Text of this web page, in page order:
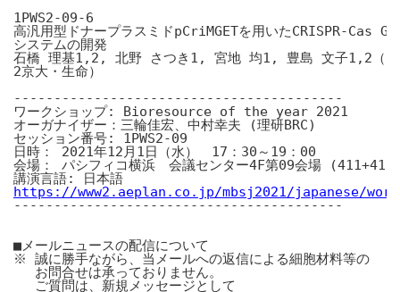
1PWS2-09-6
高汎用型ドナープラスミドpCriMGETを用いたCRISPR-Cas
システムの開発
石橋 理基1,2, 北野 さつき1, 宮地 均1, 豊島 文子1,2（1
2京大・生命）
-----------------------------------------
ワークショップ: Bioresource of the year 2021
オーガナイザー：三輪佳宏、中村幸夫 (理研BRC)
セッション番号: 1PWS2-09
日時： 2021年12月1日（水）　17：30～19：00
会場： パシフィコ横浜　会議センター4F第09会場
https://www2.aeplan.co.jp/mbsj2021/japanese/
-----------------------------------------
■メールニュースの配信について
※ 誠に勝手ながら、当メールへの返信による細胞材料等の
お問合せは承っておりません。
ご質問は、新規メッセージとして